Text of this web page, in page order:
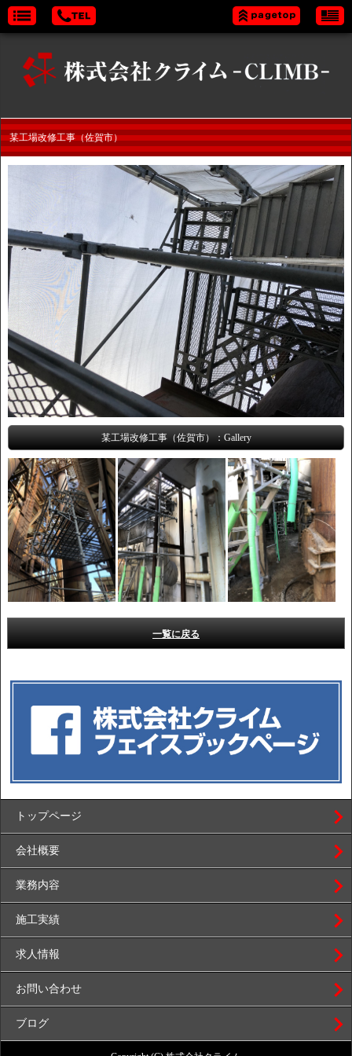
某工場改修工事（佐賀市）
某工場改修工事（佐賀市）：Gallery
一覧に戻る
トップページ
会社概要
業務内容
施工実績
求人情報
お問い合わせ
ブログ